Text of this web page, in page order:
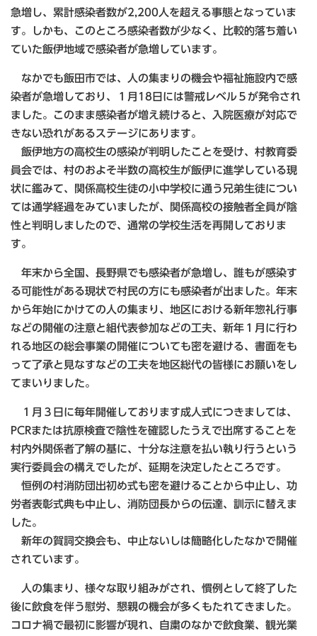
急増し、累計感染者数が2,200人を超える事態となっていま
す。しかも、このところ感染者数が少なく、比較的落ち着い
ていた飯伊地域で感染者が急増しています。
なかでも飯田市では、人の集まりの機会や福祉施設内で感
染者が急増しており、１月18日には警戒レベル５が発令され
ました。このまま感染者が増え続けると、入院医療が対応で
きない恐れがあるステージにあります。
飯伊地方の高校生の感染が判明したことを受け、村教育委
員会では、村のおよそ半数の高校生が飯伊に進学している現
状に鑑みて、関係高校生徒の小中学校に通う兄弟生徒につい
ては通学経過をみていましたが、関係高校の接触者全員が陰
性と判明しましたので、通常の学校生活を再開しておりま
す。
年末から全国、長野県でも感染者が急増し、誰もが感染す
る可能性がある現状で村民の方にも感染者が出ました。年末
から年始にかけての人の集まり、地区における新年惣礼行事
などの開催の注意と組代表参加などの工夫、新年１月に行わ
れる地区の総会事業の開催についても密を避ける、書面をも
って了承と見なすなどの工夫を地区総代の皆様にお願いをし
てまいりました。
１月３日に毎年開催しております成人式につきましては、
PCRまたは抗原検査で陰性を確認したうえで出席することを
村内外関係者了解の基に、十分な注意を払い執り行うという
実行委員会の構えでしたが、延期を決定したところです。
恒例の村消防団出初め式も密を避けることから中止し、功
労者表彰式典も中止し、消防団長からの伝達、訓示に替えま
した。
新年の賀詞交換会も、中止ないしは簡略化したなかで開催
されています。
人の集まり、様々な取り組みがされ、慣例として終了した
後に飲食を伴う慰労、懇親の機会が多くもたれてきました。
コロナ禍で最初に影響が現れ、自粛のなかで飲食業、観光業